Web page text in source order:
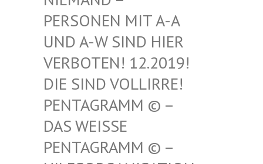
SONEN MIT A-A UND
A-W SIND HIER VER
BOTEN! 12.2019! DIE
SIND VOLLIRRE! PEN
TAGRAMM © – DAS
WEISSE PENT
AGRAMM © – HILF